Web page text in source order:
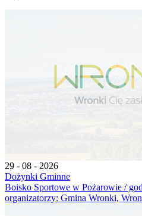
29 - 08 - 2026
Dożynki Gminne
Boisko Sportowe w Pożarowie /
organizatorzy: Gmina Wronki,